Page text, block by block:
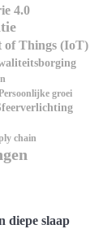
4.0
of Things (IoT)
groei
chain
diepe slaap